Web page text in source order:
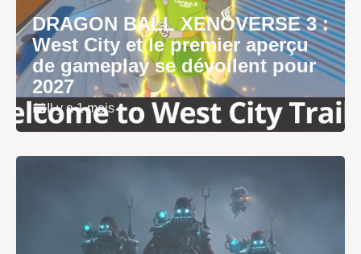
DRAGON BALL XENOVERSE 3 :
West City et le premier aperçu
de gameplay se dévoilent pour
2027
Il y a 1 mois